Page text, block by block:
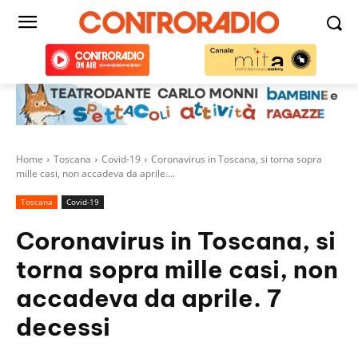
Home Toscana Covid-19
Coronavirus in Toscana, si torna sopra
mille casi, non accadeva da aprile....
Toscana Covid-19
Coronavirus in Toscana, si
torna sopra mille casi, non
accadeva da aprile. 7
decessi